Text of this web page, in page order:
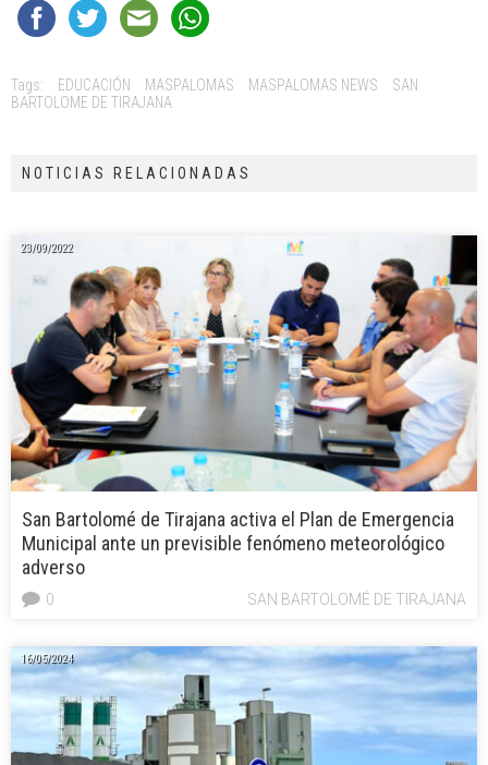
Tags: EDUCACIÓN MASPALOMAS MASPALOMAS NEWS
SAN
BARTOLOME DE TIRAJANA
NOTICIAS RELACIONADAS
23/09/2022
San Bartolomé de Tirajana activa el Plan de Emergencia
Municipal ante un previsible fenómeno meteorológico
adverso
SAN BARTOLOMÉ DE TIRAJANA
0
16/05/2024